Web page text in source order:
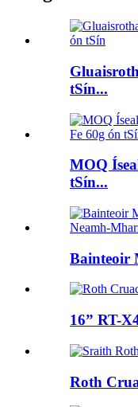
tSín...
MOQ
tSín...
Bainteoir
16” RT-
Roth